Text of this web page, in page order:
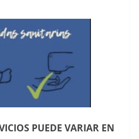
PUEDE VARIAR EN